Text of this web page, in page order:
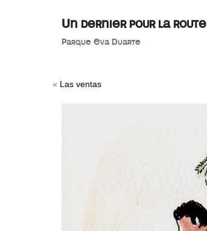
Un dernier pour la route
Parque Eva Duarte
« Las ventas